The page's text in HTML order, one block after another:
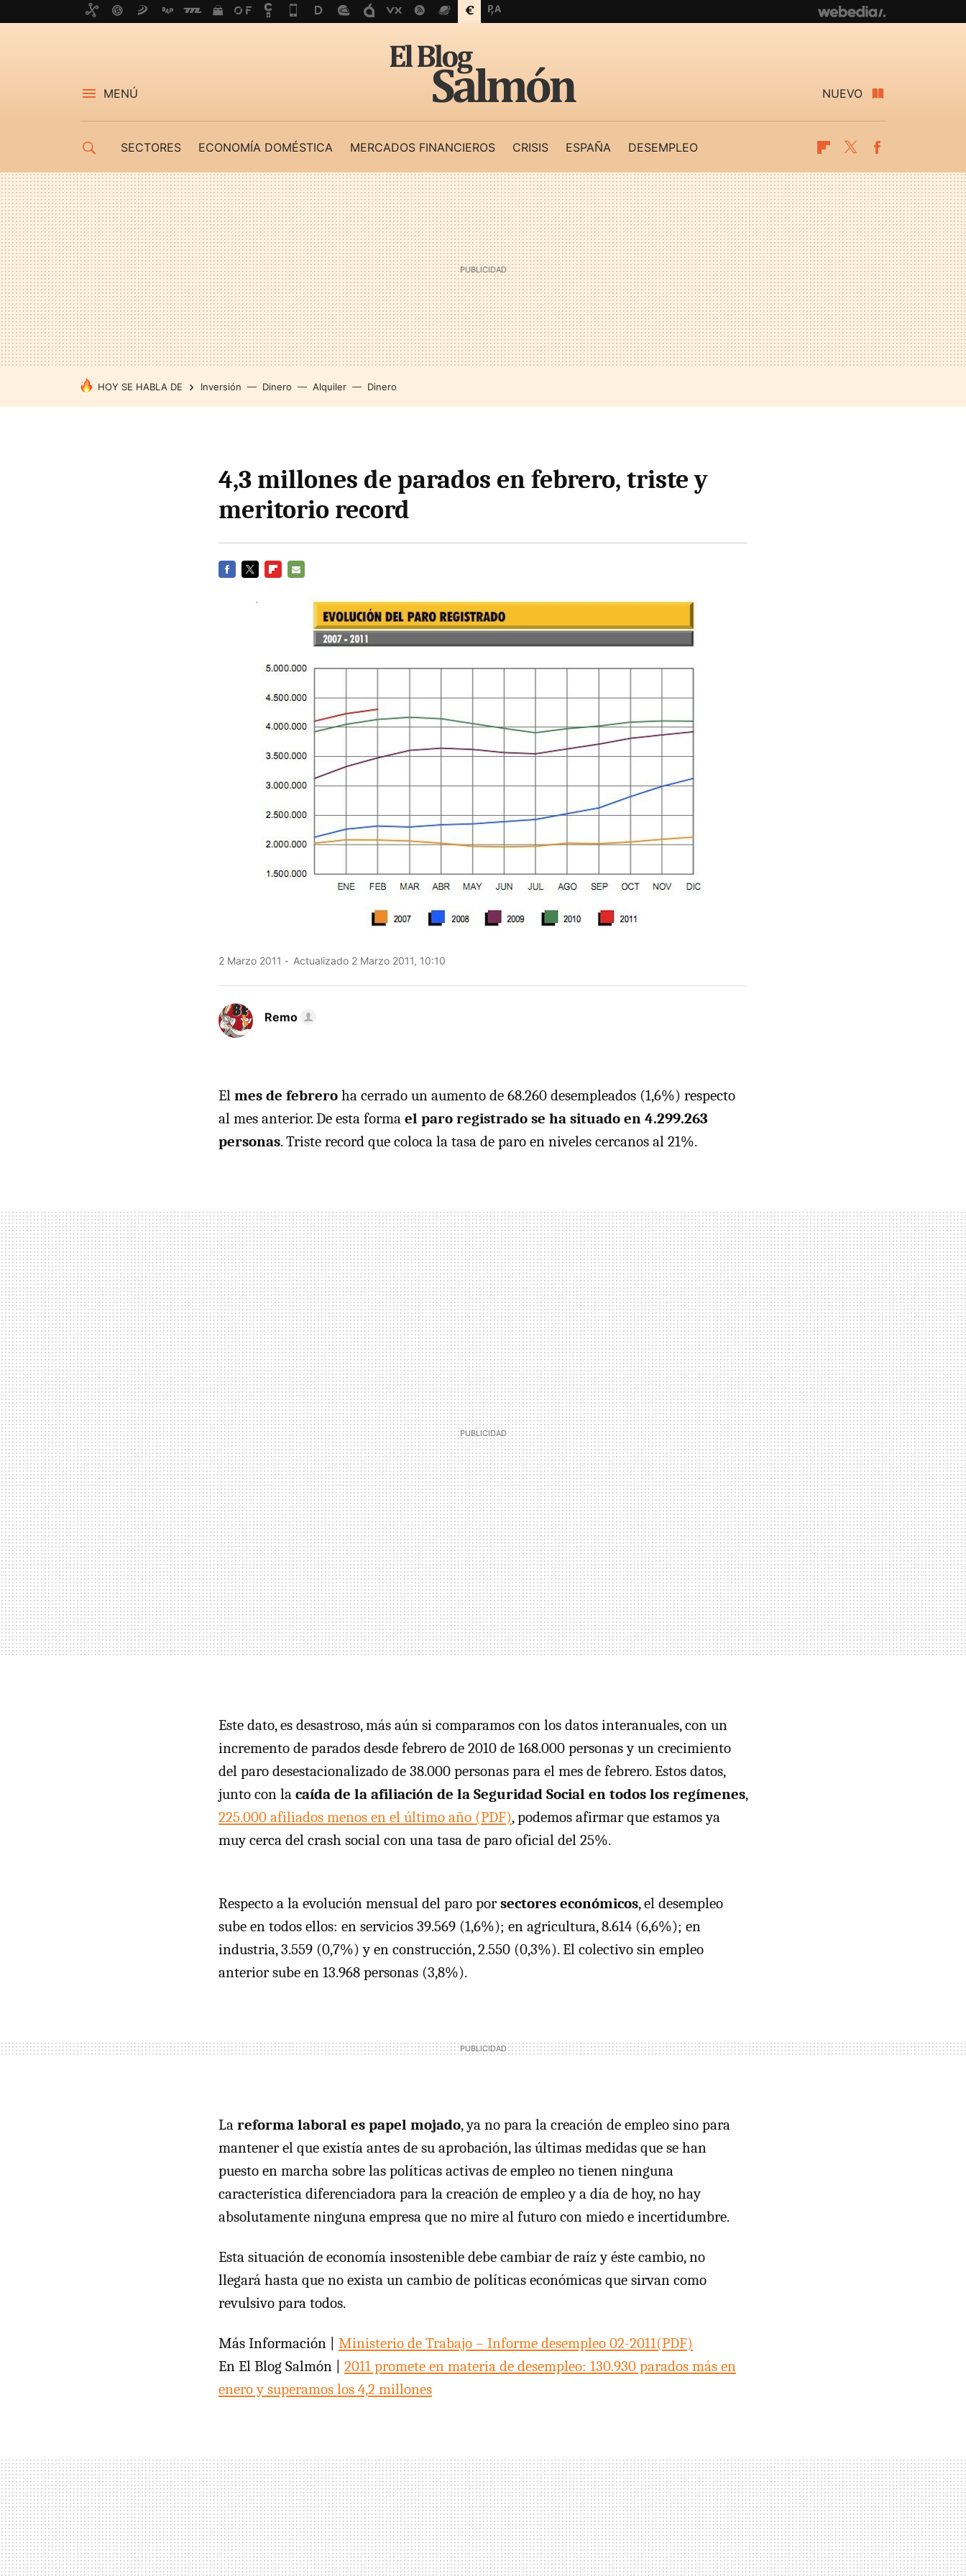
MENÚ NUEVO
SECTORES ECONOMÍA DOMÉSTICA MERCADOS FINANCIEROS CRISIS ESPAÑA DESEMPLEO Flipboard
Twitter
HOY SE HABLA DE Inversión Dinero Alquiler Dinero
4,3 millones de parados en febrero, triste y
meritorio record
2 Marzo 2011 Actualizado 2 Marzo 2011, 10:10
Remo
El mes de febrero ha cerrado un aumento de 68.260 desempleados (1,6%) respecto
al mes anterior. De esta forma el paro registrado se ha situado en 4.299.263
personas. Triste record que coloca la tasa de paro en niveles cercanos al 21%.
Este dato, es desastroso, más aún si comparamos con los datos interanuales, con un
incremento de parados desde febrero de 2010 de 168.000 personas y un crecimiento
del paro desestacionalizado de 38.000 personas para el mes de febrero. Estos datos,
junto con la caída de la afiliación de la Seguridad Social en todos los regímenes,
225.000 afiliados menos en el último año (PDF), podemos afirmar que estamos ya
muy cerca del crash social con una tasa de paro oficial del 25%.
Respecto a la evolución mensual del paro porsectores económicos, el desempleo
sube en todos ellos: en servicios 39.569 (1,6%); en agricultura, 8.614 (6,6%); en
industria, 3.559 (0,7%) y en construcción, 2.550 (0,3%). El colectivo sin empleo
anterior sube en 13.968 personas (3,8%).
La reforma laboral es papel mojado, ya no para la creación de empleo sino para
mantener el que existía antes de su aprobación, las últimas medidas que se han
puesto en marcha sobre las políticas activas de empleo no tienen ninguna
característica diferenciadora para la creación de empleo y a día de hoy, no hay
absolutamente ninguna empresa que no mire al futuro con miedo e incertidumbre.
Esta situación de economía insostenible debe cambiar de raíz y éste cambio, no
llegará hasta que no exista un cambio de políticas económicas que sirvan como
revulsivo para todos.
Más Información | Ministerio de Trabajo – Informe desempleo 02-2011(PDF)
En El Blog Salmón | 2011 promete en materia de desempleo: 130.930 parados más en
enero y superamos los 4,2 millones